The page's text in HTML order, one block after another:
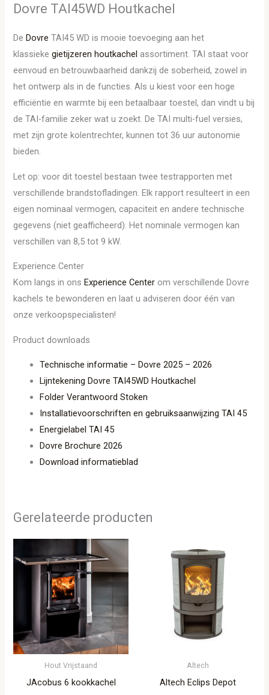
Dovre TAI45WD Houtkachel
DeDovre TAI45 WD is mooie toevoeging aan het
klassiekegietijzeren houtkachel assortiment. TAI staat voor
eenvoud en betrouwbaarheid dankzij de soberheid, zowel in
het ontwerp als in de functies. Als u kiest voor een hoge
efficiëntie en warmte bij een betaalbaar toestel, dan vindt u bij
de TAI-familie zeker wat u zoekt. De TAI multi-fuel versies,
met zijn grote kolentrechter, kunnen tot 36 uur autonomie
bieden.
Let op: voor dit toestel bestaan twee testrapporten met
verschillende brandstofladingen. Elk rapport resulteert in een
eigen nominaal vermogen, capaciteit en andere technische
gegevens (niet geafficheerd). Het nominale vermogen kan
verschillen van 8,5 tot 9 kW.
Experience Center
Kom langs in ons Experience Center om verschillende Dovre
kachels te bewonderen en laat u adviseren door één van
onze verkoopspecialisten!
Product downloads
Technische informatie – Dovre 2025 – 2026
Lijntekening Dovre TAI45WD Houtkachel
Folder Verantwoord Stoken
Installatievoorschriften en gebruiksaanwijzing TAI 45
Energielabel TAI 45
Dovre Brochure 2026
Download informatieblad
Gerelateerde producten
Hout Vrijstaand
JAcobus 6 kookkachel
Altech
Altech Eclips Depot